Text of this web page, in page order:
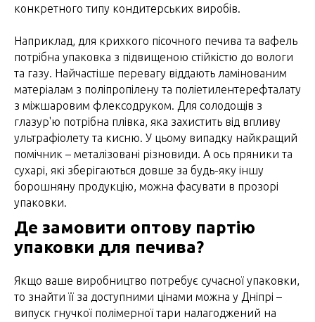
конкретного типу кондитерських виробів.
Наприклад, для крихкого пісочного печива та вафель
потрібна упаковка з підвищеною стійкістю до вологи
та газу. Найчастіше перевагу віддають ламінованим
матеріалам з поліпропілену та поліетилентерефталату
з міжшаровим флексодруком. Для солодощів з
глазур'ю потрібна плівка, яка захистить від впливу
ультрафіолету та кисню. У цьому випадку найкращий
помічник – металізовані різновиди. А ось пряники та
сухарі, які зберігаються довше за будь-яку іншу
борошняну продукцію, можна фасувати в прозорі
упаковки.
Де замовити оптову партію
упаковки для печива?
Якщо ваше виробництво потребує сучасної упаковки,
то знайти її за доступними цінами можна у Дніпрі –
випуск гнучкої полімерної тари налагоджений на